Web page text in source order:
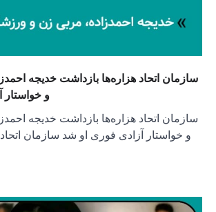
سازمان اتحاد هزاره‌ها بازداشت خدیجه
و خواستار
سازمان اتحاد هزاره‌ها بازداشت خدیجه
و خواستار آزادی فوری او شد سازمان